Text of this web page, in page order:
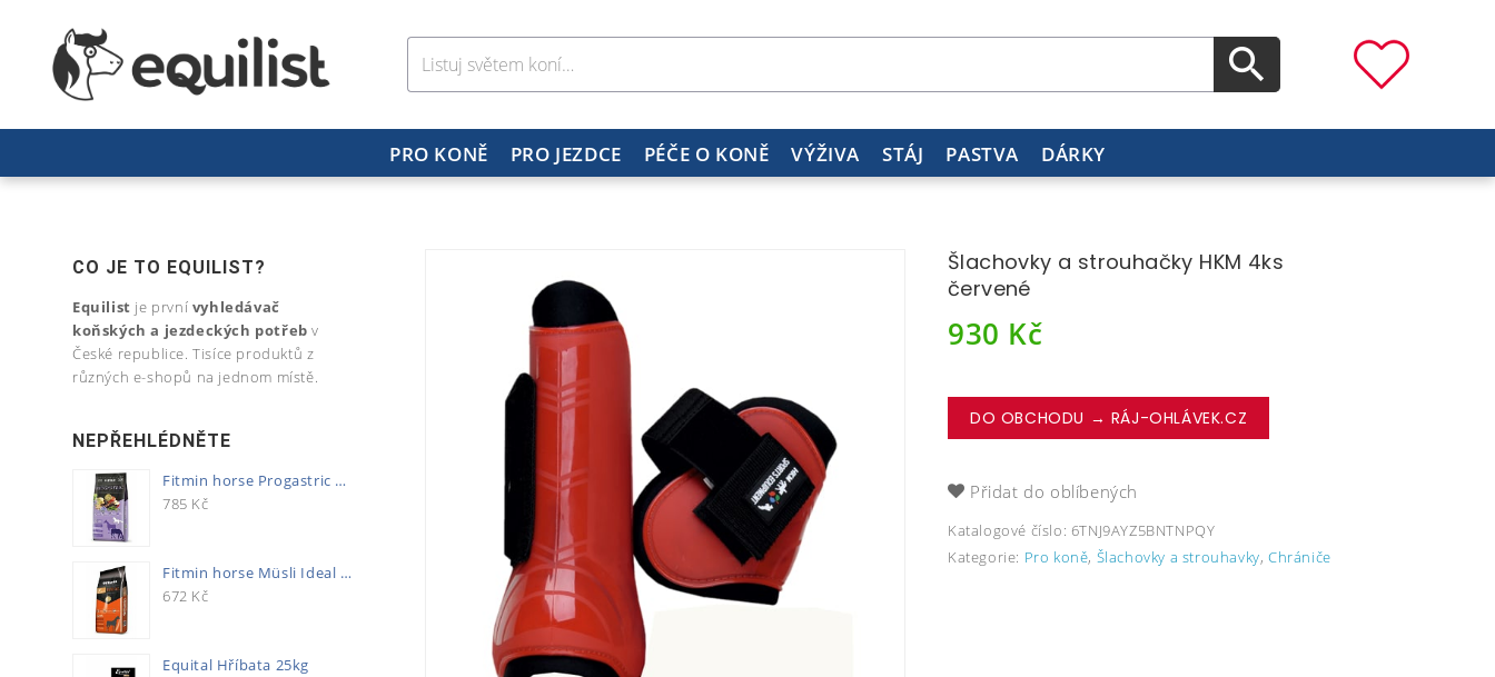
PRO KONĚ PRO JEZDCE PÉČE O KONĚ VÝŽIVA STÁJ PASTVA DÁRKY
Šlachovky a strouhačky HKM 4ks
červené
930 Kč
DO OBCHODU → RÁJ-OHLÁVEK.CZ
Přidat do oblíbených
Katalogové číslo: 6TNJ9AYZ5BNTNPQY
Kategorie: Pro koně, Šlachovky a strouhavky,Chrániče
CO JE TO EQUILIST?
Equilist je první vyhledávač
koňských a jezdeckých potřeb v
České republice. Tisíce produktů z
různých e-shopů na jednom místě.
NEPŘEHLÉDNĚTE
Fitmin horse Progastric 20kg
785 Kč
Fitmin horse Müsli Ideal 20kg
672 Kč
Equital Hříbata 25kg